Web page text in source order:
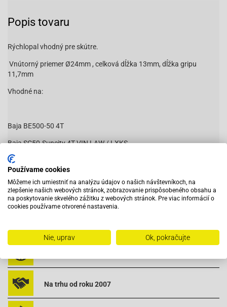
Popis tovaru
Rýchlopal vhodný pre skútre.
Vnútorný priemer Ø24mm , celková dĺžka 13mm, dĺžka gripu
11,7mm
Vhodné na:
Baja BE500-50 4T
Baja SC50-Suncity 4T VIN LAW / LXKS
Baja SC50-Suncity 4T VIN LWGT
Baotian BT49QT-11-Retro
Baotian BT49QT-12A1-Rebel
Baotian BT49QT-12C1-
Baotian BT49QT-12D-Hero
Baotian-BT49QT-12E Rocky
Baotian-BT49QT-12F Tanco
Baotian BT49QT-12G-
Baotian BT49QT-12P1-Tiger
Na trhu od roku 2007
Používame cookies
Môžeme ich umiestniť na analýzu údajov o našich návštevníkoch, na
zlepšenie našich webových stránok, zobrazovanie prispôsobeného obsahu a
na poskytovanie skvelého zážitku z webových stránok. Pre viac informácií o
cookies používame otvorené nastavenia.
Nie, uprav Ok, pokračujte